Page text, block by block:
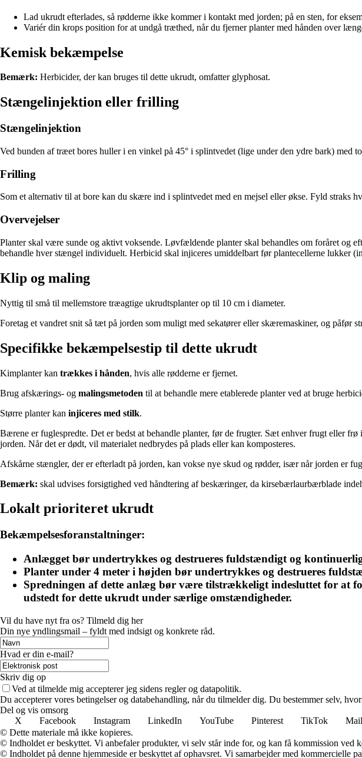
Lad ukrudt efterlades, så rødderne ikke kommer i kontakt med jorden; på en sten, for
Variér din krops position for at undgå træthed, når du fjerner planter med hånden over
Kemisk bekæmpelse
Bemærk: Herbicider, der kan bruges til dette ukrudt, omfatter glyphosat.
Stængelinjektion eller frilling
Stængelinjektion
Ved bunden af træet bores huller i en vinkel på 45° i splintvedet (lige under den ydre bark) med
Frilling
Som et alternativ til at bore kan du skære ind i splintvedet med en mejsel eller økse. Fyld straks
Overvejelser
Planter skal være sunde og aktivt voksende. Løvfældende planter skal behandles om foråret og
behandle hver stængel individuelt. Herbicid skal injiceres umiddelbart før plantecellerne lukker
Klip og maling
Nyttig til små til mellemstore træagtige ukrudtsplanter op til 10 cm i diameter.
Foretag et vandret snit så tæt på jorden som muligt med sekatører eller skæremaskiner, og
Specifikke bekæmpelsestip til dette ukrudt
Kimplanter kan trækkes i hånden, hvis alle rødderne er fjernet.
Brug afskærings- og malingsmetoden til at behandle mere etablerede planter ved at bruge
Større planter kan injiceres med stilk.
Bærene er fuglespredte. Det er bedst at behandle planter, før de frugter. Sæt enhver frugt eller
jorden. Når det er dødt, vil materialet nedbrydes på plads eller kan komposteres.
Afskårne stængler, der er efterladt på jorden, kan vokse nye skud og rødder, især når jorden er
Bemærk: skal udvises forsigtighed ved håndtering af beskæringer, da kirsebærlaurbærblade
Lokalt prioriteret ukrudt
Bekæmpelsesforanstaltninger:
Anlægget bør undertrykkes og destrueres fuldstændigt og
Planter under 4 meter i højden bør undertrykkes og destrueres
Spredningen af dette anlæg bør være tilstrækkeligt indesluttet for at
udstedt for dette ukrudt under særlige omstændigheder.
Vil du have nyt fra os? Tilmeld dig her
Din nye yndlingsmail – fyldt med indsigt og konkrete råd.
Hvad er din e-mail?
Skriv dig op
Ved at tilmelde mig accepterer jeg sidens regler og datapolitik.
Du accepterer vores betingelser og databehandling, når du tilmelder dig. Du bestemmer selv,
Del og vis omsorg
X
Facebook Instagram LinkedIn YouTube Pinterest TikTok Mail
© Dette materiale må ikke kopieres.
© Indholdet er beskyttet. Vi anbefaler produkter, vi selv står inde for, og kan få kommission ved
© Indholdet på denne hjemmeside er beskyttet af ophavsret. Vi samarbejder med kommercielle